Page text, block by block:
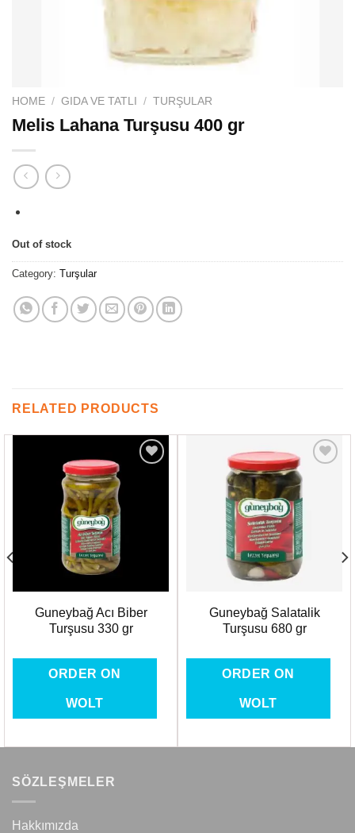
HOME / GIDA VE TATLI / TURŞULAR
Melis Lahana Turşusu 400 gr
Out of stock
Category: Turşular
RELATED PRODUCTS
Favorilere
Guneybağ Acı Biber
Turşusu 330 gr
ORDER ON
WOLT
Favorilere
Guneybağ Salatalik
Turşusu 680 gr
ORDER ON
WOLT
SÖZLEŞMELER
Hakkımızda